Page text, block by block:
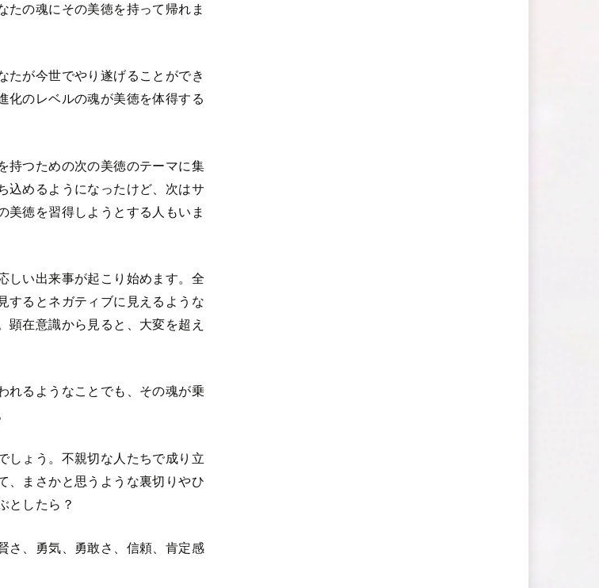
たの魂にその美徳を持って帰れま
たが今世でやり遂げることができ
化のレベルの魂が美徳を体得する
持つための次の美徳のテーマに集
込めるようになったけど、次はサ
美徳を習得しようとする人もいま
しい出来事が起こり始めます。全
するとネガティブに見えるような
顕在意識から見ると、大変を超え
れるようなことでも、その魂が乗
しょう。不親切な人たちで成り立
、まさかと思うような裏切りやひ
としたら？
さ、勇気、勇敢さ、信頼、肯定感